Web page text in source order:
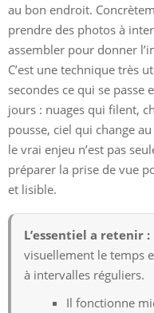
au bon endroit.
prendre des photos à
assembler pour donner
C’est une technique très
secondes ce qui se
jours : nuages qui filent,
pousse, ciel qui change
le vrai enjeu n’est pas
préparer la prise de vue
et lisible.
L’essentiel a retenir :
visuellement le temps
à intervalles réguliers.
Il fonctionne